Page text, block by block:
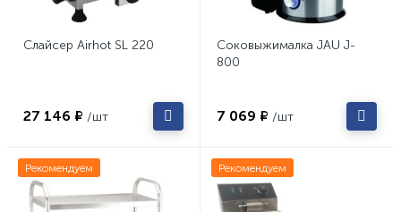
Слайсер Airhot SL 220
27 146 ₽ /шт
Соковыжималка JAU J-
800
7 069 ₽ /шт
Рекомендуем Рекомендуем